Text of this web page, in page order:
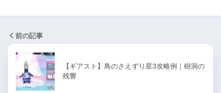
前の記事
【ギアスト】鳥のさえずり星3攻略例｜樹洞の
残響